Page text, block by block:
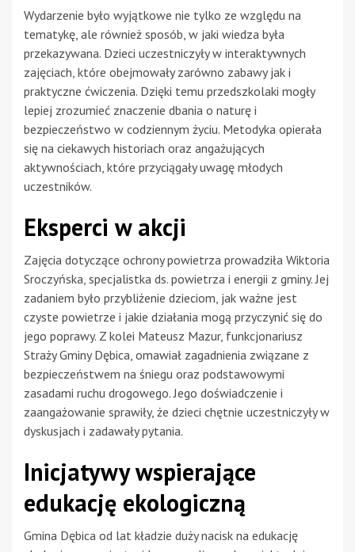
Wydarzenie było wyjątkowe nie tylko ze względu na
tematykę, ale również sposób, w jaki wiedza była
przekazywana. Dzieci uczestniczyły w interaktywnych
zajęciach, które obejmowały zarówno zabawy jak i
praktyczne ćwiczenia. Dzięki temu przedszkolaki mogły
lepiej zrozumieć znaczenie dbania o naturę i
bezpieczeństwo w codziennym życiu. Metodyka opierała
się na ciekawych historiach oraz angażujących
aktywnościach, które przyciągały uwagę młodych
uczestników.
Eksperci w akcji
Zajęcia dotyczące ochrony powietrza prowadziła Wiktoria
Sroczyńska, specjalistka ds. powietrza i energii z gminy. Jej
zadaniem było przybliżenie dzieciom, jak ważne jest
czyste powietrze i jakie działania mogą przyczynić się do
jego poprawy. Z kolei Mateusz Mazur, funkcjonariusz
Straży Gminy Dębica, omawiał zagadnienia związane z
bezpieczeństwem na śniegu oraz podstawowymi
zasadami ruchu drogowego. Jego doświadczenie i
zaangażowanie sprawiły, że dzieci chętnie uczestniczyły w
dyskusjach i zadawały pytania.
Inicjatywy wspierające
edukację ekologiczną
Gmina Dębica od lat kładzie duży nacisk na edukację